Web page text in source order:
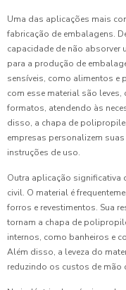
Uma das aplicações mais
fabricação de embalagens.
capacidade de não
para a produção de
sensíveis, como alimentos e
com esse material são
formatos, atendendo às
disso, a chapa de
empresas personalizem
instruções de uso.
Outra aplicação significativa
civil. O material é
forros e revestimentos. Sua
tornam a chapa de
internos, como banheiros e
Além disso, a leveza do
reduzindo os custos de mão